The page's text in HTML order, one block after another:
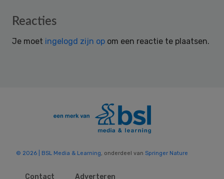
Reader
Reacties
Je moet ingelogd zijn op om een reactie te plaatsen.
© 2026 | BSL Media & Learning, onderdeel van Springer Nature
Contact Adverteren